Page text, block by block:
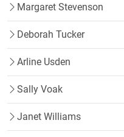
Margaret Stevenson
Deborah Tucker
Arline Usden
Sally Voak
Janet Williams